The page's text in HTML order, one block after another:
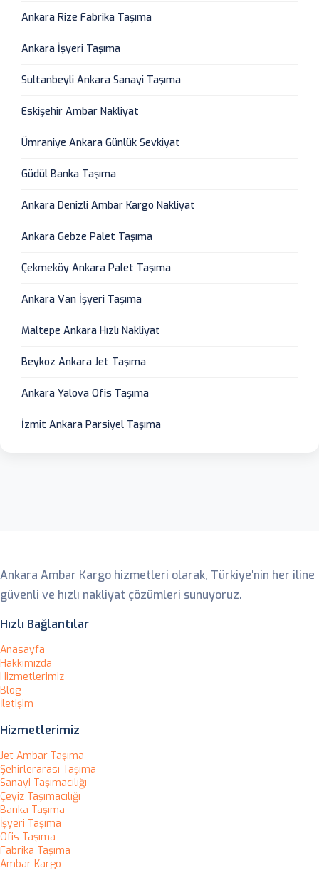
Ankara Rize Fabrika Taşıma
Ankara İşyeri Taşıma
Sultanbeyli Ankara Sanayi Taşıma
Eskişehir Ambar Nakliyat
Ümraniye Ankara Günlük Sevkiyat
Güdül Banka Taşıma
Ankara Denizli Ambar Kargo Nakliyat
Ankara Gebze Palet Taşıma
Çekmeköy Ankara Palet Taşıma
Ankara Van İşyeri Taşıma
Maltepe Ankara Hızlı Nakliyat
Beykoz Ankara Jet Taşıma
Ankara Yalova Ofis Taşıma
İzmit Ankara Parsiyel Taşıma
Ankara Ambar Kargo hizmetleri olarak, Türkiye'nin her iline
güvenli ve hızlı nakliyat çözümleri sunuyoruz.
Hızlı Bağlantılar
Anasayfa
Hakkımızda
Hizmetlerimiz
Blog
İletişim
Hizmetlerimiz
Jet Ambar Taşıma
Şehirlerarası Taşıma
Sanayi Taşımacılığı
Çeyiz Taşımacılığı
Banka Taşıma
İşyeri Taşıma
Ofis Taşıma
Fabrika Taşıma
Ambar Kargo